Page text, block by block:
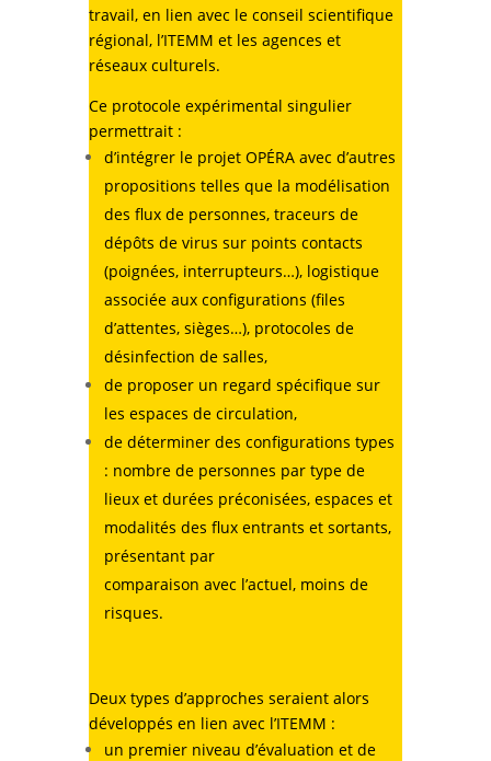
travail, en lien avec le conseil scientifique
régional, l’ITEMM et les agences et
réseaux culturels.
Ce protocole expérimental singulier
permettrait :
d’intégrer le projet OPÉRA avec d’autres
propositions telles que la modélisation
des flux de personnes, traceurs de
dépôts de virus sur points contacts
(poignées, interrupteurs…), logistique
associée aux configurations (files
d’attentes, sièges…), protocoles de
désinfection de salles,
de proposer un regard spécifique sur
les espaces de circulation,
de déterminer des configurations types
: nombre de personnes par type de
lieux et durées préconisées, espaces et
modalités des flux entrants et sortants,
présentant par
comparaison avec l’actuel, moins de
risques.
Deux types d’approches seraient alors
développés en lien avec l’ITEMM :
un premier niveau d’évaluation et de